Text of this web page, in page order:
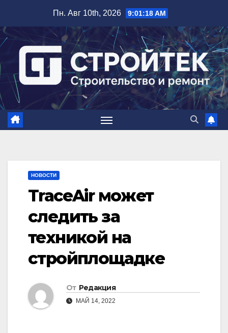
содержимому
Пн. Авг 10th, 2026 9:01:19 AM
НОВОСТИ
TraceAir может
следить за
техникой на
стройплощадке
От Редакция
МАЙ 14, 2022